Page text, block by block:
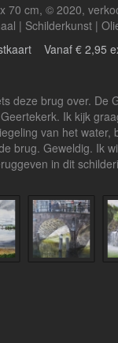
70 cm, © 2020,
| Schilderkunst |
Vanaf € 2,95
deze brug over. De
Ik kijk
van het water,
brug. Geweldig. Ik
in dit